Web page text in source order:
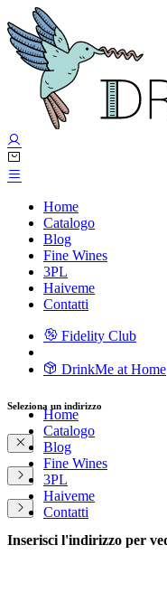
Home
Catalogo
Blog
Fine Wines
3PL
Haiveme
Contatti
Fidelity Club
DrinkMe at Home
Home
Catalogo
Blog
Fine Wines
3PL
Haiveme
Contatti
Seleziona un indirizzo
Inserisci l'indirizzo per